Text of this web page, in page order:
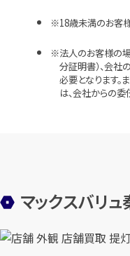
18歳未満のお客
法人のお客様の
分証明書）、会
必要となります
は、会社からの委
マックスバリ